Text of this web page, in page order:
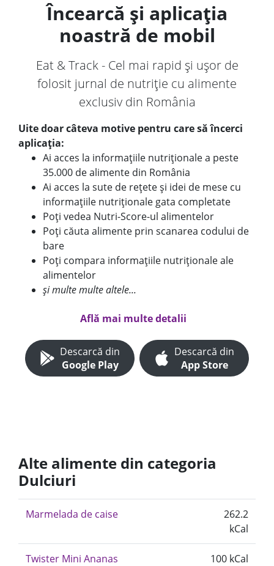
Încearcă și aplicația
noastră de mobil
Eat & Track - Cel mai rapid și ușor de
folosit jurnal de nutriție cu alimente
exclusiv din România
Uite doar câteva motive pentru care să încerci
aplicația:
Ai acces la informațiile nutriționale a peste
35.000 de alimente din România
Ai acces la sute de rețete și idei de mese cu
informațiile nutriționale gata completate
Poți vedea Nutri-Score-ul alimentelor
Poți căuta alimente prin scanarea codului de
bare
Poți compara informațiile nutriționale ale
alimentelor
și multe multe altele...
Află mai multe detalii
Descarcă din
Google Play
Descarcă din
App Store
Alte alimente din categoria
Dulciuri
Marmelada de caise
262.2
kCal
Twister Mini Ananas 100 kCal